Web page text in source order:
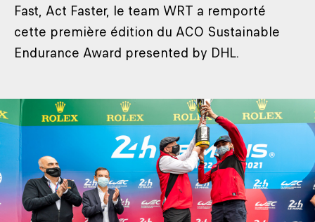
Fast, Act Faster, le team WRT a remporté
cette première édition du ACO Sustainable
Endurance Award presented by DHL.